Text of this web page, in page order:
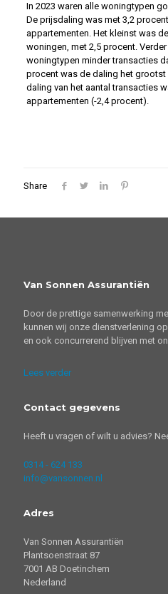
In 2023 waren alle woningtypen
De prijsdaling was met 3,2
appartementen. Het kleinst was
woningen, met 2,5 procent.
woningtypen minder transacties
procent was de daling het
daling van het aantal transacties
appartementen (-2,4 procent).
Share
Van Sonnen Assurantiën
Door de prettige samenwerking
kunnen wij onze dienstverlening
en ook concurrerend blijven met
Lees verder
Contact gegevens
Heeft u vragen of wilt u advies?
0314 - 624 133
info@vansonnen.nl
Adres
Van Sonnen Assurantiën
Plantsoenstraat 87
7001 AB Doetinchem
Nederland